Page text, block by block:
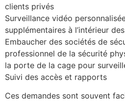
clients privés
Surveillance vidéo
supplémentaires à l’intérieur
Embaucher des sociétés de
professionnel de la sécurité
la porte de la cage pour
Suivi des accès et rapports
Ces demandes sont souvent